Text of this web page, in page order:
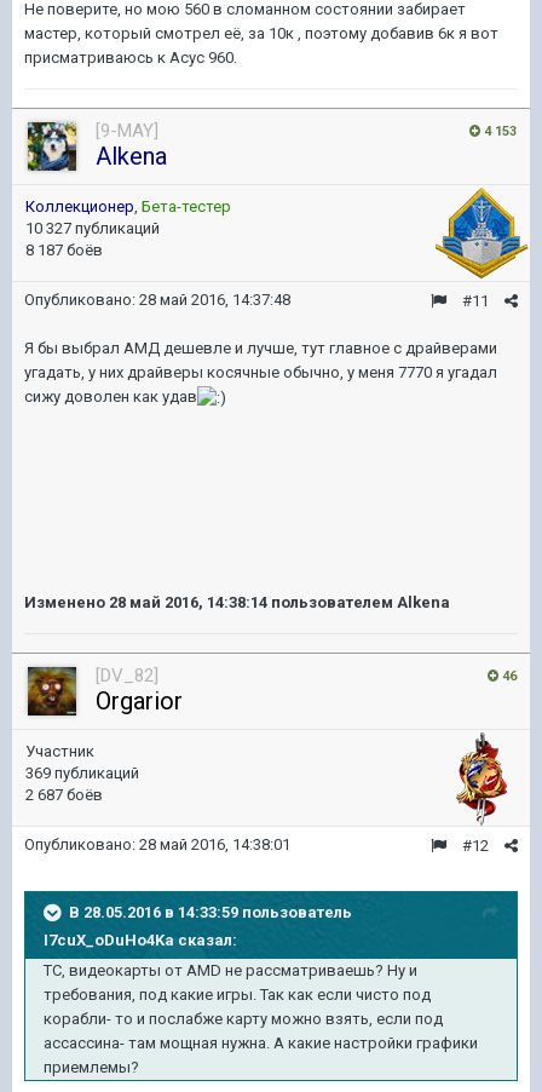
Не поверите, но мою 560 в сломанном состоянии забирает
мастер, который смотрел её, за 10к , поэтому добавив 6к я вот
присматриваюсь к Асус 960.
4 153
[9-MAY]
Alkena
Коллекционер, Бета-тестер
10 327 публикаций
8 187 боёв
#11
Опубликовано: 28 май 2016, 14:37:48
Я бы выбрал АМД дешевле и лучше, тут главное с драйверами
угадать, у них драйверы косячные обычно, у меня 7770 я угадал
сижу доволен как удав
Изменено 28 май 2016, 14:38:14 пользователем Alkena
46
[DV_82]
Orgarior
Участник
369 публикаций
2 687 боёв
#12
Опубликовано: 28 май 2016, 14:38:01
В 28.05.2016 в 14:33:59 пользователь
I7cuX_oDuHo4Ka сказал:
ТС, видеокарты от AMD не рассматриваешь? Ну и
требования, под какие игры. Так как если чисто под
корабли- то и послабже карту можно взять, если под
ассассина- там мощная нужна. А какие настройки графики
приемлемы?